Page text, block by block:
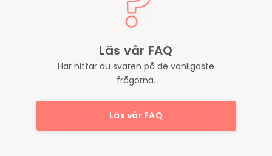
Läs vår FAQ
Här hittar du svaren på de vanligaste
frågorna.
Läs vår FAQ